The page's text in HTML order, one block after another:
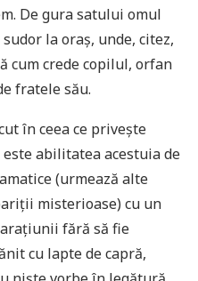
De gura satului omul
la oraș, unde, citez,
cum crede copilul, orfan
fratele său.
în ceea ce privește
abilitatea acestuia de
(urmează alte
misterioase) cu un
fără să fie
cu lapte de capră,